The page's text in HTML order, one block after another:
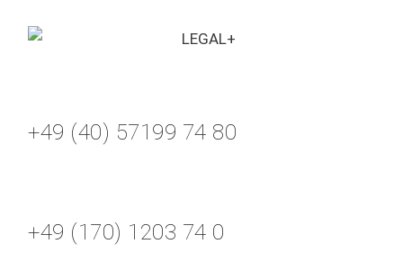
+49 (40) 57199 74 80
+49 (170) 1203 74 0